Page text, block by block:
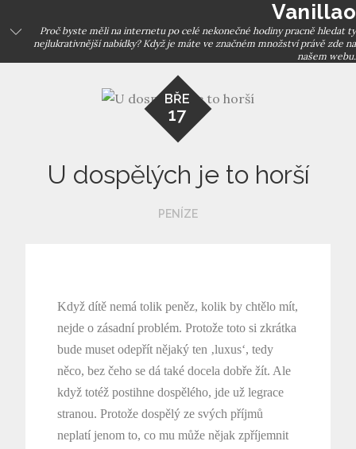
to
content
Vanillao
Proč byste měli na internetu po celé nekonečné hodiny pracně hledat ty
nejlukrativnější nabídky? Když je máte ve značném množství právě zde na
našem webu.
BŘE
17
U dospělých je to horší
PENÍZE
Když dítě nemá tolik peněz, kolik by chtělo mít,
nejde o zásadní problém. Protože toto si zkrátka
bude muset odepřít nějaký ten ‚luxus‘, tedy
něco, bez čeho se dá také docela dobře žít. Ale
když totéž postihne dospělého, jde už legrace
stranou. Protože dospělý ze svých příjmů
neplatí jenom to, co mu může nějak zpříjemnit